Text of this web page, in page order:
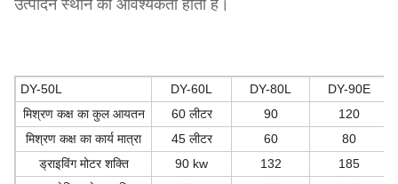
उत्पादन स्थान की आवश्यकता होती है।
DY-50L DY-60L DY-80L
DY-90E
मिश्रण कक्ष का कुल आयतन
60 लीटर 90
120
मिश्रण कक्ष का कार्य मात्रा
45 लीटर 60
80
ड्राइविंग मोटर शक्ति
90 kw 132
185